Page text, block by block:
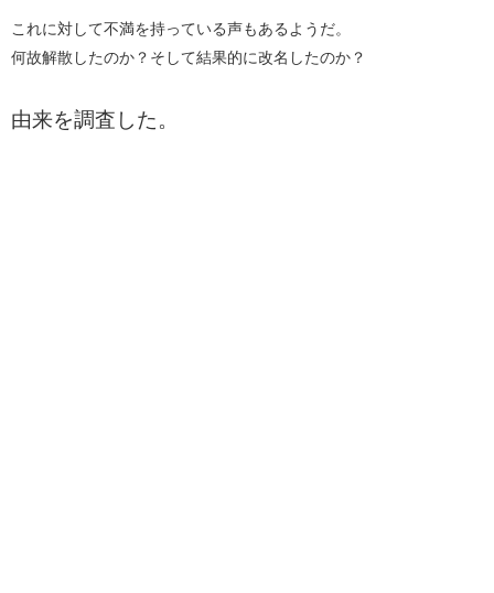
これに対して不満を持っている声もあるようだ。
何故解散したのか？そして結果的に改名したのか？
由来を調査した。